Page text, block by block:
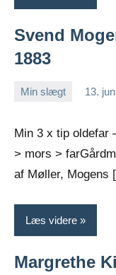
Svend
1883
Min slægt 13.
Min 3 x tip oldefar
> mors >
af Møller, Mogens
Læs videre
Margrethe